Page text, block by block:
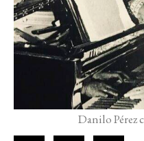
Danilo Pérez